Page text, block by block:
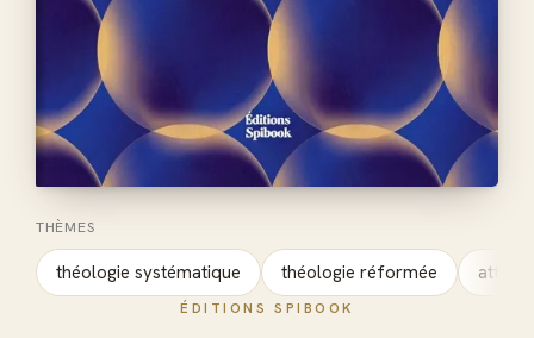
THÈMES
théologie systématique théologie réformée
ÉDITIONS SPIBOOK